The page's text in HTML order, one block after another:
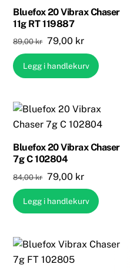
Bluefox 20 Vibrax Chaser
11g RT 119887
89,00kr Opprinnelig
pris
var:
79,00 krNåværende
pris
er:
Legg i handlekurv
Bluefox 20 Vibrax Chaser
7g C 102804
84,00kr Opprinnelig
pris
var:
79,00 krNåværende
pris
er:
Legg i handlekurv